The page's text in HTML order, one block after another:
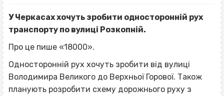
У Черкасах хочуть зробити односторонній рух
транспорту по вулиці Розкопній.
Про це пише «18000».
Односторонній рух хочуть зробити від вулиці
Володимира Великого до Верхньої Горової. Також
планують розробити схему дорожнього руху з